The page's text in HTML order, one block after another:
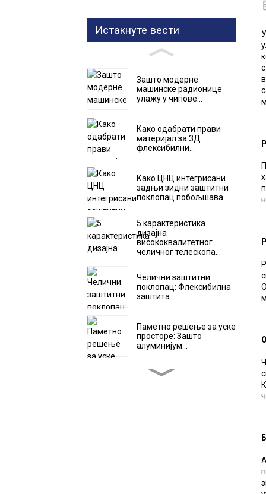
Истакнуте вести
Зашто модерне
машинске радионице
улажу у чипове...
Како одабрати прави
материјал за 3Д
флексибилни...
Како ЦНЦ интегрисани
задњи зидни заштитни
поклопац побољшава...
5 карактеристика
дизајна
висококвалитетног
челичног телескопа...
Челични заштитни
поклопац: Флексибилна
заштита...
Паметно решење за уске
просторе: Зашто
алуминијум...
5 кључних